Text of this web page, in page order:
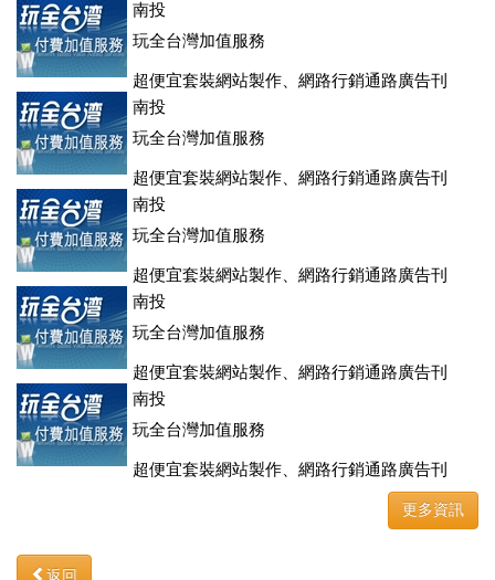
登、訂房系統、客房委託旅行社銷售，全面優惠中....
南投
玩全台灣加值服務
超便宜套裝網站製作、網路行銷通路廣告刊
登、訂房系統、客房委託旅行社銷售，全面優惠中....
南投
玩全台灣加值服務
超便宜套裝網站製作、網路行銷通路廣告刊
登、訂房系統、客房委託旅行社銷售，全面優惠中....
南投
玩全台灣加值服務
超便宜套裝網站製作、網路行銷通路廣告刊
登、訂房系統、客房委託旅行社銷售，全面優惠中....
南投
玩全台灣加值服務
超便宜套裝網站製作、網路行銷通路廣告刊
登、訂房系統、客房委託旅行社銷售，全面優惠中....
南投
玩全台灣加值服務
超便宜套裝網站製作、網路行銷通路廣告刊
登、訂房系統、客房委託旅行社銷售，全面優惠中....
更多資訊
返回